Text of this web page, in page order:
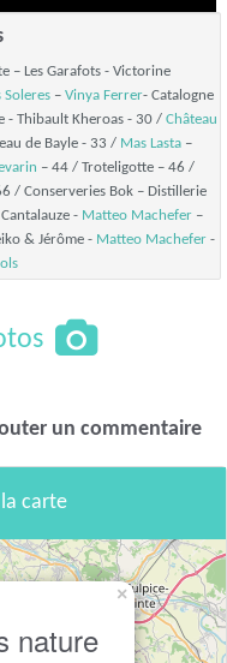
– Les Garafots - Victorine
Soleres – Vinya Ferrer- Catalogne
- Thibault Kheroas - 30 / Château
de Bayle - 33 / Mas Lasta –
– 44 / Troteligotte – 46 /
/ Conserveries Bok – Distillerie
- Matteo Machefer –
& Jérôme - Matteo Machefer -
un commentaire
carte
nature
×